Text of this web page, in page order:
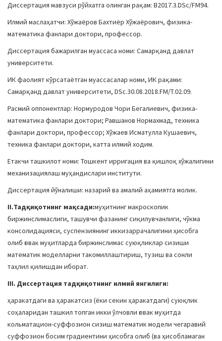
Диссертация мавзуси рўйхатга олинган рақам: B2017.3.DSc/FM94.
Илмий маслаҳатчи: Хўжаёров Бахтиёр Хўжаёрович, физика-
математика фанлари доктори, профессор.
Диссертация бажарилган муассаса номи: Самарқанд давлат
университети.
ИК фаолият кўрсатаётган муассасалар номи, ИК рақами:
Самарқанд давлат университети, DSc.30.08.2018.FM/T.02.09.
Расмий оппонентлар: Нормуродов Чори Бегалиевич, физика-
математика фанлари доктори; Равшанов Нормахмад, техника
фанлари доктори, профессор; Хўжаев Исматулла Кушаевич,
техника фанлари доктори, катта илмий ходим.
Етакчи ташкилот номи: Тошкент ирригация ва қишлоқ хўжалигини
механизациялаш муҳандислари институти.
Диссертация йўналиши: назарий ва амалий аҳамиятга молик.
II.Тадқиқотнинг мақсади:муҳитнинг макроскопик
биржинслимаслиги, ташувчи фазанинг сиқилувчанлиги, чўкма
консолидацияси, суспензиянинг иккизаррачалигини ҳисобга
олиб ғовак муҳитларда биржинслимас суюқликлар сизиши
математик моделларни такомиллаштириш, тузиш ва сонли
таҳлил қилишдан иборат.
III. Диссертация тадқиқотнинг илмий янгилиги:
ҳаракатдаги ва ҳаракатсиз (ёки секин ҳаракатдаги) суюқлик
соҳаларидан ташкил топган икки ўлчовли ғовак муҳитда
кольматацион-суффозион сизиш математик модели чегаравий
суффозион босим градиентини ҳисобга олиб (ва ҳисобламаган